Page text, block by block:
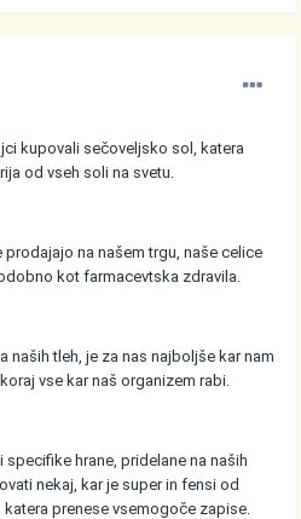
kupovali sečoveljsko sol, katera
od vseh soli na svetu.
na našem trgu, naše celice
kot farmacevtska zdravila.
naših tleh, je za nas najboljše kar nam
vse kar naš organizem rabi.
hrane, pridelane na naših
nekaj, kar je super in fensi od
prenese vsemogoče zapise.